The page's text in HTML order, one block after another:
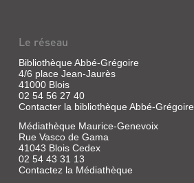
Le réseau
Bibliothèque Abbé-Grégoire
4/6 place Jean-Jaurès
41000 Blois
02 54 56 27 40
Contacter la bibliothèque Abbé-Grégoire
Médiathèque Maurice-Genevoix
Rue Vasco de Gama
41043 Blois Cedex
02 54 43 31 13
Contactez la Médiathèque